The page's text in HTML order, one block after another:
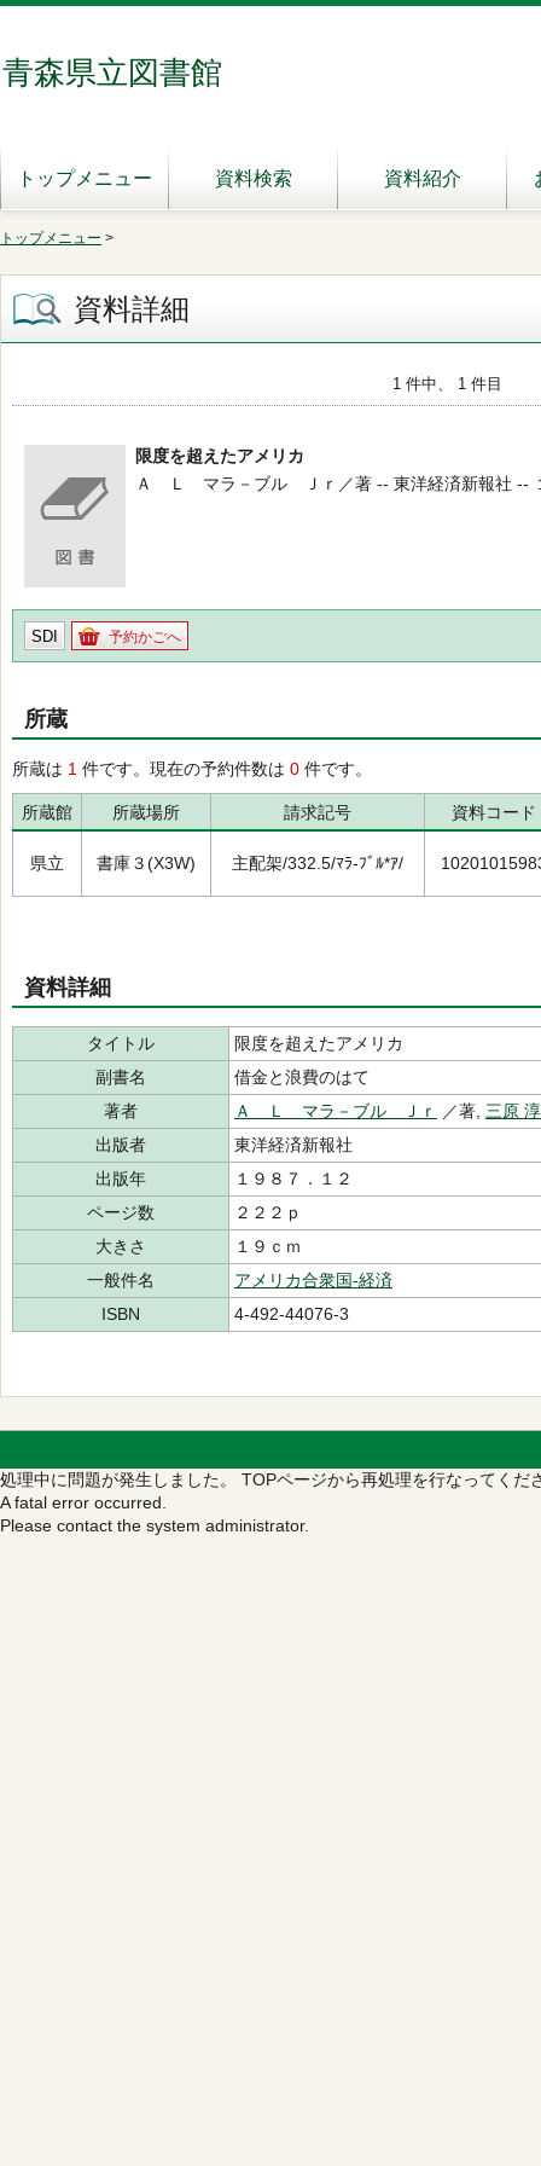
青森県立図書館
トップメニュー 資料検索 資料紹介
トップメニュー >
資料詳細
1 件中、 1 件目
限度を超えたアメリカ
Ａ Ｌ マラ－ブル Ｊｒ／著 -- 東洋経済新報社 --
SDI 予約かごへ
所蔵
所蔵は 1 件です。現在の予約件数は 0 件です。
所蔵館 所蔵場所 請求記号 資料コード
県立 書庫３(X3W) 主配架/332.5/ﾏﾗ-ﾌﾞﾙ*ｱ/
資料詳細
タイトル
限度を超えたアメリカ
副書名
借金と浪費のはて
著者
Ａ Ｌ マラ－ブル Ｊｒ ／著, 三原
出版者
東洋経済新報社
出版年
１９８７．１２
ページ数
２２２ｐ
大きさ
１９ｃｍ
一般件名
アメリカ合衆国‐経済
ISBN
4-492-44076-3
処理中に問題が発生しました。 TOPページから再処理を行なってくだ
A fatal error occurred.
Please contact the system administrator.